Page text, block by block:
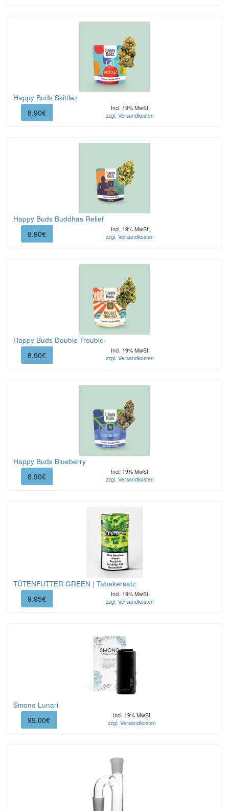
Happy Buds Skittlez
8.90€
Incl. 19% MwSt.
zzgl. Versandkosten
Happy Buds Buddhas Relief
8.90€
Incl. 19% MwSt.
zzgl. Versandkosten
Happy Buds Double Trouble
8.90€
Incl. 19% MwSt.
zzgl. Versandkosten
Happy Buds Blueberry
8.90€
Incl. 19% MwSt.
zzgl. Versandkosten
TÜTENFUTTER GREEN | Tabakersatz
9.95€
Incl. 19% MwSt.
zzgl. Versandkosten
Smono Lunari
99.00€
Incl. 19% MwSt.
zzgl. Versandkosten